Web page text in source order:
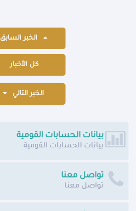
الخبر السابق
كل الأخبار
الخبر التالي
بيانات الحسابات القومية
بيانات الحسابات القومية
تواصل معنا
تواصل معنا